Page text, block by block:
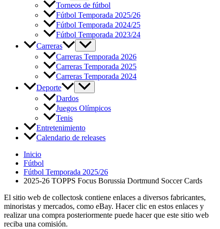
Torneos de fútbol
Fútbol Temporada 2025/26
Fútbol Temporada 2024/25
Fútbol Temporada 2023/24
Carreras
Carreras Temporada 2026
Carreras Temporada 2025
Carreras Temporada 2024
Deporte
Dardos
Juegos Olímpicos
Tenis
Entretenimiento
Calendario de releases
Inicio
Fútbol
Fútbol Temporada 2025/26
2025-26 TOPPS Focus Borussia Dortmund Soccer Cards
El sitio web de collectosk contiene enlaces a diversos fabricantes,
minoristas y mercados, como eBay. Hacer clic en estos enlaces y
realizar una compra posteriormente puede hacer que este sitio web
reciba una comisión.